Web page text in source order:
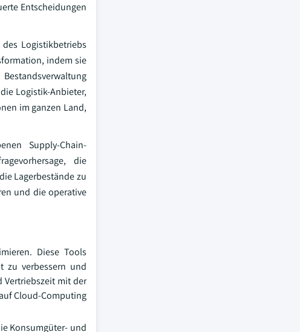
Entscheidungen
Logistikbetriebs
indem sie
Logistik-Anbieter,
im ganzen Land,
Supply-Chain-
die
Lagerbestände zu
und die operative
Diese Tools
zu verbessern und
Vertriebszeit mit der
Cloud-Computing
Konsumgüter- und